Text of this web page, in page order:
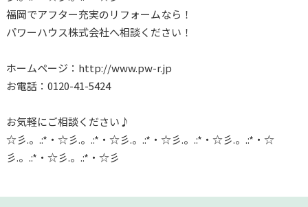
福岡でアフター充実のリフォームなら！
パワーハウス株式会社へ相談ください！
ホームページ：http://www.pw-r.jp
お電話：0120-41-5424
お気軽にご相談ください♪
☆彡.。.:*・☆彡.。.:*・☆彡.。.:*・☆彡.。.:*・☆彡.。.:*・☆
彡.。.:*・☆彡.。.:*・☆彡